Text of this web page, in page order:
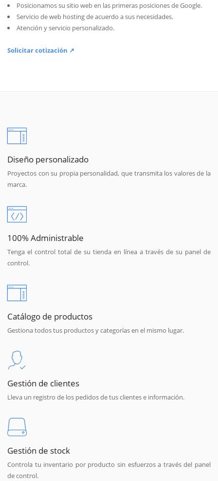
Posicionamos su sitio web en las primeras posiciones de Google.
Servicio de web hosting de acuerdo a sus necesidades.
Atención y servicio personalizado.
Solicitar cotización ↗
Diseño personalizado
Proyectos con su propia personalidad, que transmita los valores de la
marca.
100% Administrable
Tenga el control total de su tienda en línea a través de su panel de
control.
Catálogo de productos
Gestiona todos tus productos y categorías en el mismo lugar.
Gestión de clientes
Lleva un registro de los pedidos de tus clientes e información.
Gestión de stock
Controla tu inventario por producto sin esfuerzos a través del panel
de control.